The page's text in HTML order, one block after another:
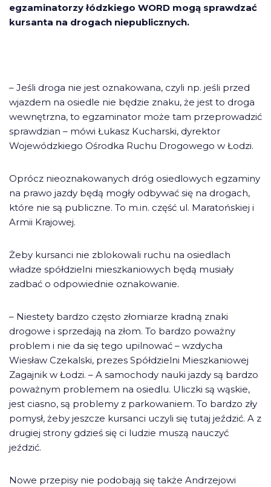
egzaminatorzy łódzkiego WORD mogą sprawdzać
kursanta na drogach niepublicznych.
– Jeśli droga nie jest oznakowana, czyli np. jeśli przed
wjazdem na osiedle nie będzie znaku, że jest to droga
wewnętrzna, to egzaminator może tam przeprowadzić
sprawdzian – mówi Łukasz Kucharski, dyrektor
Wojewódzkiego Ośrodka Ruchu Drogowego w Łodzi.
Oprócz nieoznakowanych dróg osiedlowych egzaminy
na prawo jazdy będą mogły odbywać się na drogach,
które nie są publiczne. To m.in. część ul. Maratońskiej i
Armii Krajowej.
Żeby kursanci nie zblokowali ruchu na osiedlach
władze spółdzielni mieszkaniowych będą musiały
zadbać o odpowiednie oznakowanie.
– Niestety bardzo często złomiarze kradną znaki
drogowe i sprzedają na złom. To bardzo poważny
problem i nie da się tego upilnować – wzdycha
Wiesław Czekalski, prezes Spółdzielni Mieszkaniowej
Zagajnik w Łodzi. – A samochody nauki jazdy są bardzo
poważnym problemem na osiedlu. Uliczki są wąskie,
jest ciasno, są problemy z parkowaniem. To bardzo zły
pomysł, żeby jeszcze kursanci uczyli się tutaj jeździć. A z
drugiej strony gdzieś się ci ludzie muszą nauczyć
jeździć.
Nowe przepisy nie podobają się także Andrzejowi